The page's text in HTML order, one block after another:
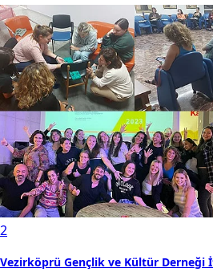
2
Vezirköprü Gençlik ve Kültür Derneği